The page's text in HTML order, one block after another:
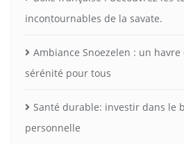
incontournables de la savate.
Ambiance Snoezelen : un
sérénité pour tous
Santé durable: investir dans le
personnelle